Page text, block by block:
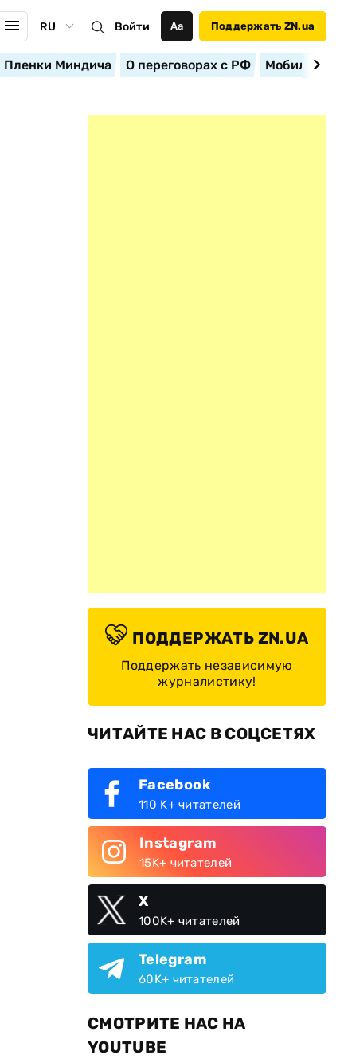
RU Войти Аа Поддержать ZN.ua
Пленки Миндича О переговорах с РФ
ПОДДЕРЖАТЬ ZN.UA
Поддержать независимую
журналистику!
ЧИТАЙТЕ НАС В СОЦСЕТЯХ
Facebook
110 K+ читателей
Instagram
15K+ читателей
X
100K+ читателей
Telegram
60K+ читателей
СМОТРИТЕ НАС НА
YOUTUBE